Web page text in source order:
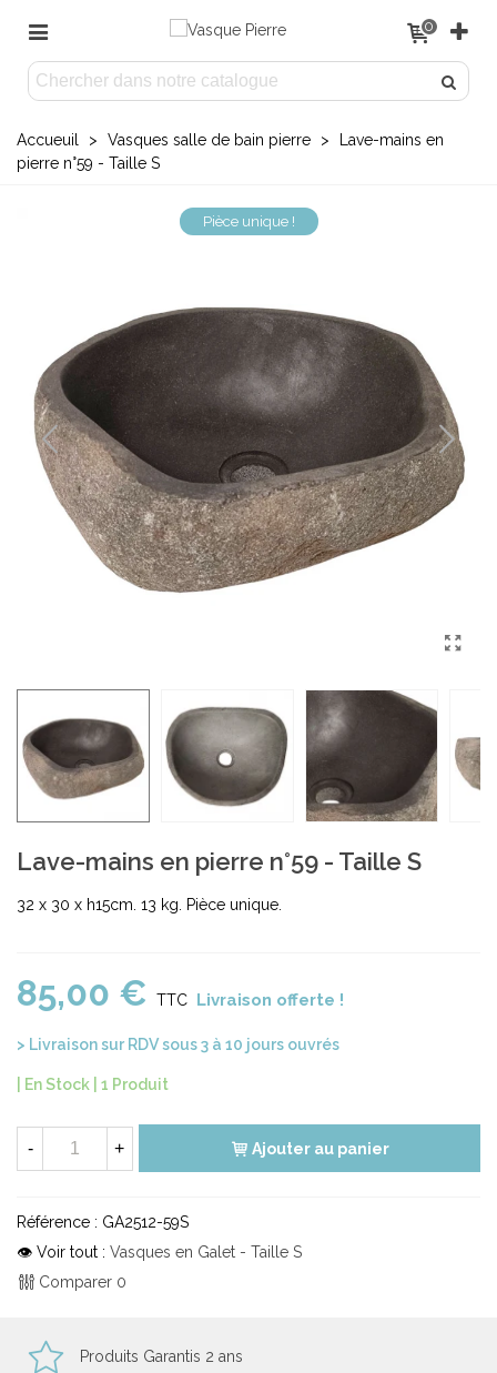
0
Accueuil > Vasques salle de bain pierre >
Lave-mains en
pierre n°59 - Taille S
Pièce unique !
Lave-mains en pierre n°59 - Taille S
32 x 30 x h15cm. 13 kg. Pièce unique.
85,00 € TTC Livraison offerte !
> Livraison sur RDV sous 3 à 10 jours ouvrés
| En Stock | 1 Produit
- + Ajouter au panier
Référence : GA2512-59S
👁 Voir tout : Vasques en Galet - Taille S
Comparer 0
Produits Garantis 2 ans